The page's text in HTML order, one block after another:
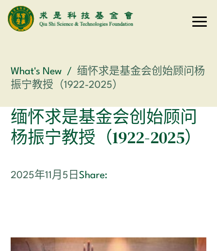
What's New /
缅怀求是基金会创始顾问杨
振宁教授（1922-2025）
缅怀求是基金会创始顾问
杨振宁教授（1922-2025）
2025年11月5日Share: